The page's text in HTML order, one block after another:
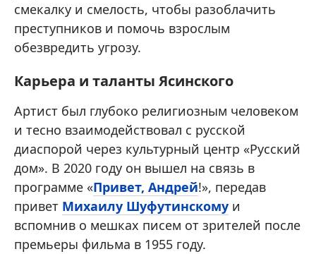
смекалку и смелость, чтобы разоблачить
преступников и помочь взрослым
обезвредить угрозу.
Карьера и таланты Ясинского
Артист был глубоко религиозным человеком
и тесно взаимодействовал с русской
диаспорой через культурный центр «Русский
дом». В 2020 году он вышел на связь в
программе «Привет, Андрей!», передав
привет Михаилу Шуфутинскому и
вспомнив о мешках писем от зрителей после
премьеры фильма в 1955 году.